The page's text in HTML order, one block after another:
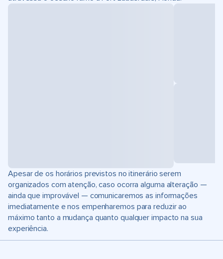
Apesar de os horários previstos no itinerário serem
organizados com atenção, caso ocorra alguma alteração —
ainda que improvável — comunicaremos as informações
imediatamente e nos empenharemos para reduzir ao
máximo tanto a mudança quanto qualquer impacto na sua
experiência.